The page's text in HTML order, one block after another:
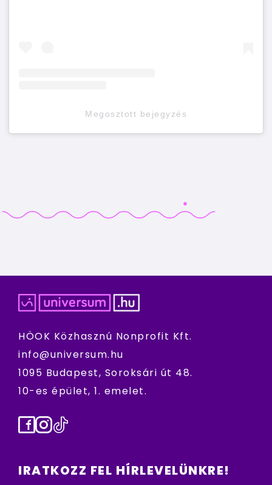
Megosztott bejegyzés
HÖOK Közhasznú Nonprofit Kft.
info@universum.hu
1095 Budapest, Soroksári út 48.
10-es épület, 1. emelet.
Facebook
Instagram
TikTok
IRATKOZZ FEL HÍRLEVELÜNKRE!